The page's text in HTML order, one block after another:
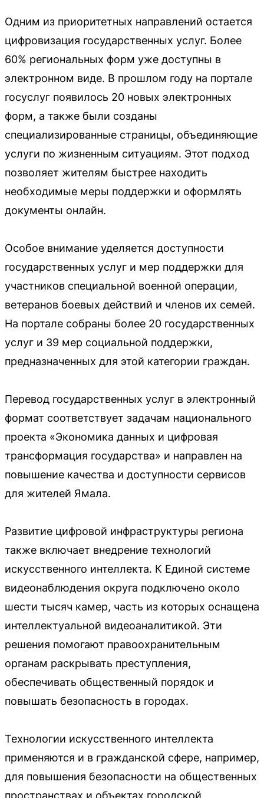
Одним из приоритетных направлений остается
цифровизация государственных услуг. Более
60% региональных форм уже доступны в
электронном виде. В прошлом году на портале
госуслуг появилось 20 новых электронных
форм, а также были созданы
специализированные страницы, объединяющие
услуги по жизненным ситуациям. Этот подход
позволяет жителям быстрее находить
необходимые меры поддержки и оформлять
документы онлайн.
Особое внимание уделяется доступности
государственных услуг и мер поддержки для
участников специальной военной операции,
ветеранов боевых действий и членов их семей.
На портале собраны более 20 государственных
услуг и 39 мер социальной поддержки,
предназначенных для этой категории граждан.
Перевод государственных услуг в электронный
формат соответствует задачам национального
проекта «Экономика данных и цифровая
трансформация государства» и направлен на
повышение качества и доступности сервисов
для жителей Ямала.
Развитие цифровой инфраструктуры региона
также включает внедрение технологий
искусственного интеллекта. К Единой системе
видеонаблюдения округа подключено около
шести тысяч камер, часть из которых оснащена
интеллектуальной видеоаналитикой. Эти
решения помогают правоохранительным
органам раскрывать преступления,
обеспечивать общественный порядок и
повышать безопасность в городах.
Технологии искусственного интеллекта
применяются и в гражданской сфере, например,
для повышения безопасности на общественных
пространствах и объектах городской